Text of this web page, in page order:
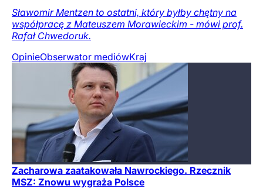
Sławomir Mentzen to ostatni, który byłby chętny na
współpracę z Mateuszem Morawieckim - mówi prof.
Rafał Chwedoruk.
OpinieObserwator mediówKraj
Zacharowa zaatakowała Nawrockiego. Rzecznik
MSZ: Znowu wygraża Polsce